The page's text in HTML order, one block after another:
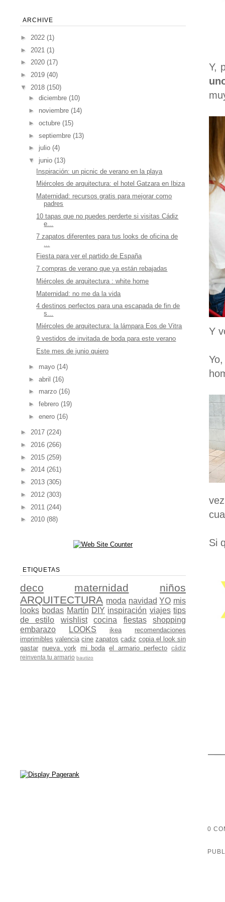
Y,
Y
Si
0
ARCHIVE
► 2022 (1)
► 2021 (1)
► 2020 (17)
► 2019 (40)
▼ 2018 (150)
► diciembre (10)
► noviembre (14)
► octubre (15)
► septiembre (13)
► julio (4)
▼ junio (13)
Inspiración: un picnic de verano en la playa
Miércoles de arquitectura: el hotel Gatzara en Ibiza
Maternidad: recursos gratis para mejorar como
padres
10 tapas que no puedes perderte si visitas Cádiz
e...
7 zapatos diferentes para tus looks de oficina de
Fiesta para ver el partido de España
7 compras de verano que ya están rebajadas
Miércoles de arquitectura : white home
Maternidad: no me da la vida
4 destinos perfectos para una escapada de fin de
s...
Miércoles de arquitectura: la lámpara Eos de Vitra
9 vestidos de invitada de boda para este verano
Este mes de junio quiero
► mayo (14)
► abril (16)
► marzo (16)
► febrero (19)
► enero (16)
► 2017 (224)
► 2016 (266)
► 2015 (259)
► 2014 (261)
► 2013 (305)
► 2012 (303)
► 2011 (244)
► 2010 (88)
ETIQUETAS
deco maternidad
niños
ARQUITECTURA moda navidad YO mis
looks bodas Martín DIY inspiración viajes tips
de estilo
wishlist cocina fiestas
shopping
embarazo
LOOKS ikea
recomendaciones
imprimibles valencia cine zapatos cadiz copia el look sin
gastar nueva york mi boda el armario perfecto
cádiz
reinventa tu armario bautizo